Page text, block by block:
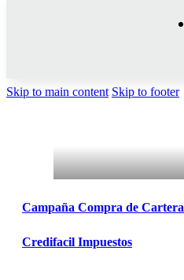
Skip to main content Skip to footer
Campaña Compra de Cartera
Credifacil Impuestos